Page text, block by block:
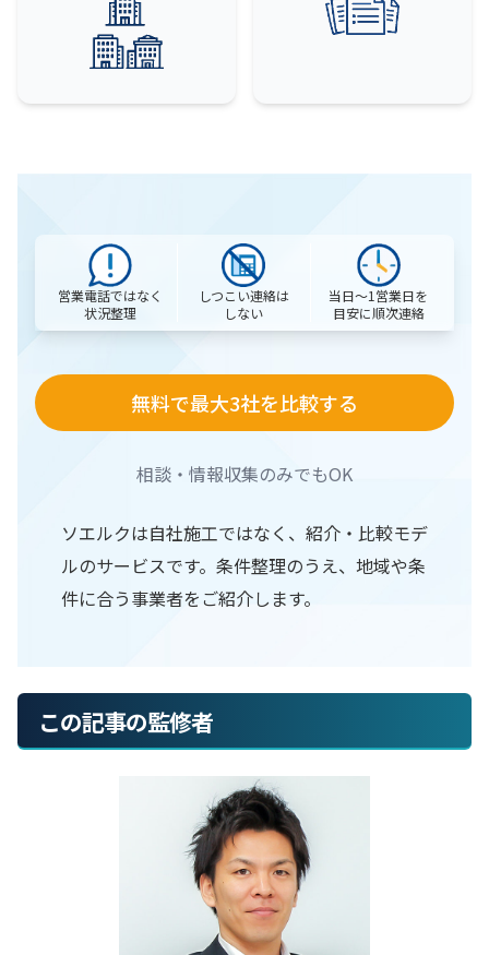
営業電話ではなく
状況整理
しつこい連絡は
しない
当日〜1営業日を
目安に順次連絡
無料で最大3社を比較する
相談・情報収集のみでもOK
ソエルクは自社施工ではなく、紹介・比較モデ
ルのサービスです。条件整理のうえ、地域や条
件に合う事業者をご紹介します。
この記事の監修者